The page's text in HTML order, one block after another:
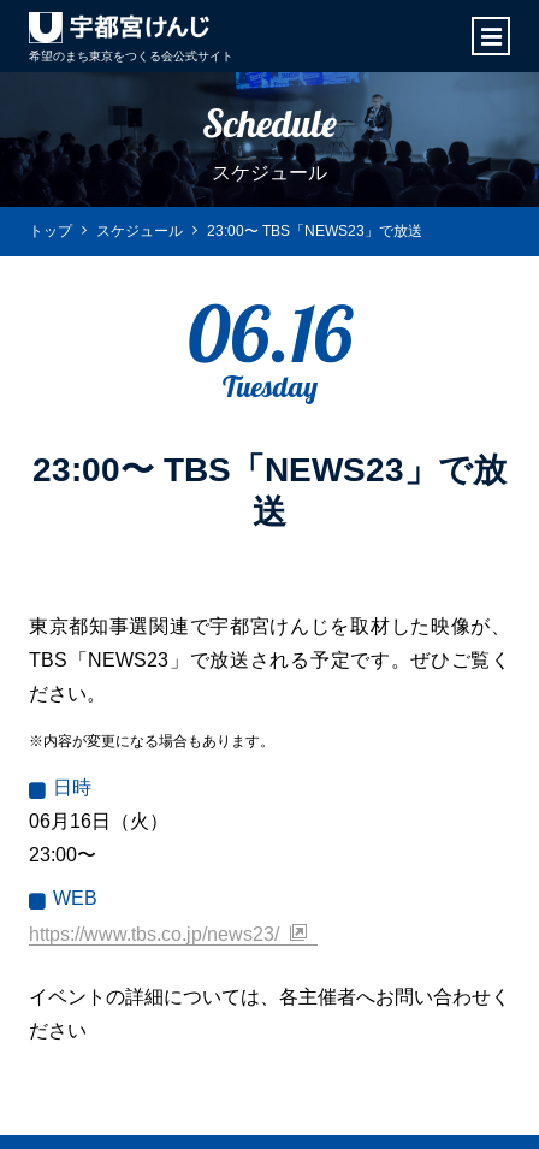
希望のまち東京をつくる会公式サイト
Schedule
スケジュール
トップ スケジュール 23:00〜 TBS「NEWS23」で放送
06.16
Tuesday
23:00〜 TBS「NEWS23」で放
送
東京都知事選関連で宇都宮けんじを取材した映像が、
TBS「NEWS23」で放送される予定です。ぜひご覧く
ださい。
※内容が変更になる場合もあります。
日時
06月16日（火）
23:00〜
WEB
https://www.tbs.co.jp/news23/
イベントの詳細については、各主催者へお問い合わせく
ださい